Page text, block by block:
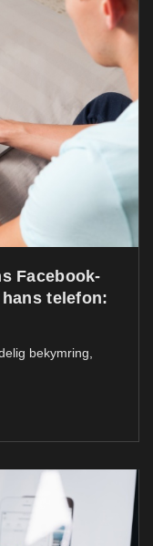
Facebook-
telefon:
bekymring,